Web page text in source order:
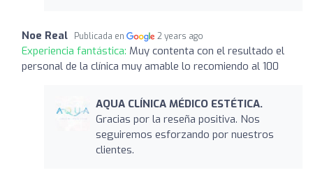
Noe Real Publicada en 2 years ago
Experiencia fantástica: Muy contenta con el resultado el
personal de la clínica muy amable lo recomiendo al 100
AQUA CLÍNICA MÉDICO ESTÉTICA.
Gracias por la reseña positiva. Nos
seguiremos esforzando por nuestros
clientes.